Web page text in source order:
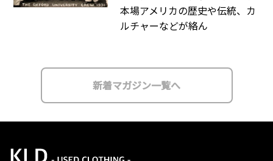
本場アメリカの歴史や伝統、カ
ルチャーなどが絡ん
新着マガジン一覧へ